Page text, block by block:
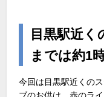
目黒駅近
までは約1
今回は目黒駅近くの